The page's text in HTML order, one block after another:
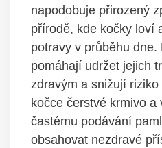
napodobuje přirozený
přírodě, kde kočky loví
potravy v průběhu dne.
pomáhají udržet jejich
zdravým a snižují
kočce čerstvé krmivo
častému podávání
obsahovat nezdravé